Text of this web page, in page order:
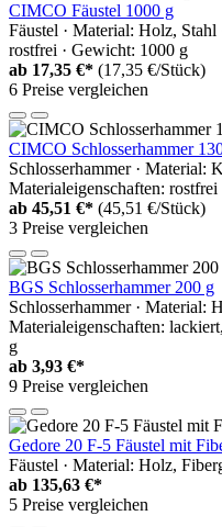
CIMCO Fäustel 1000 g
Fäustel · Material: Holz, Stahl
rostfrei · Gewicht: 1000 g
ab 17,35 €* (17,35 €/Stück)
6 Preise vergleichen
CIMCO Schlosserhammer
Schlosserhammer · Material:
Materialeigenschaften:
ab 45,51 €* (45,51 €/Stück)
3 Preise vergleichen
BGS Schlosserhammer 200 g
Schlosserhammer · Material:
Materialeigenschaften:
g
ab 3,93 €*
9 Preise vergleichen
Gedore 20 F-5 Fäustel mit
Fäustel · Material: Holz,
ab 135,63 €*
5 Preise vergleichen